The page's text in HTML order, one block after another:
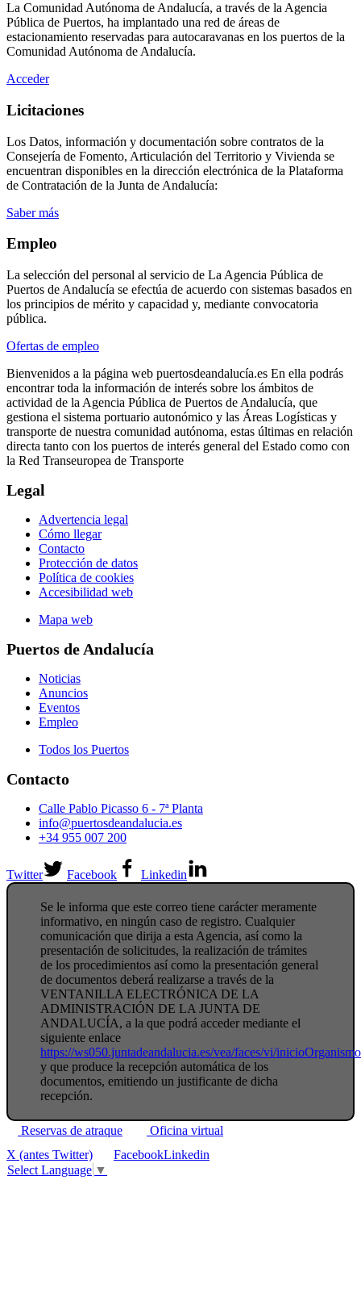
La Comunidad Autónoma de Andalucía, a través de la Agencia
Pública de Puertos, ha implantado una red de áreas de
estacionamiento reservadas para autocaravanas en los puertos de la
Comunidad Autónoma de Andalucía.
Acceder
Licitaciones
Los Datos, información y documentación sobre contratos de la
Consejería de Fomento, Articulación del Territorio y Vivienda se
encuentran disponibles en la dirección electrónica de la Plataforma
de Contratación de la Junta de Andalucía:
Saber más
Empleo
La selección del personal al servicio de La Agencia Pública de
Puertos de Andalucía se efectúa de acuerdo con sistemas basados en
los principios de mérito y capacidad y, mediante convocatoria
pública.
Ofertas de empleo
Bienvenidos a la página web puertosdeandalucía.es En ella podrás
encontrar toda la información de interés sobre los ámbitos de
actividad de la Agencia Pública de Puertos de Andalucía, que
gestiona el sistema portuario autonómico y las Áreas Logísticas y
transporte de nuestra comunidad autónoma, estas últimas en relación
directa tanto con los puertos de interés general del Estado como con
la Red Transeuropea de Transporte
Legal
Advertencia legal
Cómo llegar
Contacto
Protección de datos
Política de cookies
Accesibilidad web
Mapa web
Puertos de Andalucía
Noticias
Anuncios
Eventos
Empleo
Todos los Puertos
Contacto
Calle Pablo Picasso 6 - 7ª Planta
info@puertosdeandalucia.es
+34 955 007 200
Twitter Facebook Linkedin
Se le informa que este correo tiene carácter meramente
informativo, en ningún caso de registro. Cualquier
comunicación que dirija a esta Agencia, así como la
presentación de solicitudes, la realización de trámites
de los procedimientos así como la presentación general
de documentos deberá realizarse a través de la
VENTANILLA ELECTRÓNICA DE LA
ADMINISTRACIÓN DE LA JUNTA DE
ANDALUCÍA, a la que podrá acceder mediante el
siguiente enlace
https://ws050.juntadeandalucia.es/vea/faces/vi/
y que produce la recepción automática de los
documentos, emitiendo un justificante de dicha
recepción.
Reservas de atraque
Oficina virtual
X (antes Twitter)
FacebookLinkedin
Select Language ▼